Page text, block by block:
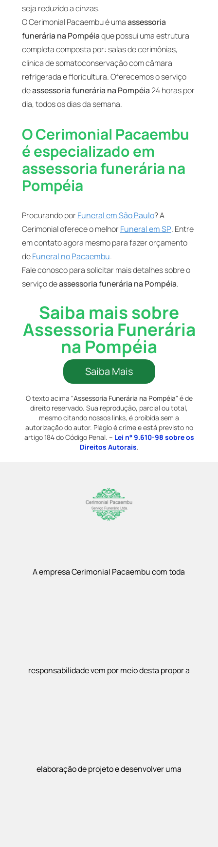
seja reduzido a cinzas.
O Cerimonial Pacaembu é umaassessoria
funerária na Pompéiaque possui uma estrutura
completa composta por: salas de cerimônias,
clínica de somatoconservação com câmara
refrigerada e floricultura. Oferecemos o serviço
deassessoria funerária na Pompéia24 horas por
dia, todos os dias da semana.
O Cerimonial Pacaembu
é especializado em
assessoria funerária na
Pompéia
Procurando por Funeral em São Paulo? A
Cerimonial oferece o melhor Funeral em SP. Entre
em contato agora mesmo para fazer orçamento
deFuneral no Pacaembu.
Fale conosco para solicitar mais detalhes sobre o
serviço deassessoria funerária na Pompéia.
Saiba mais sobre
Assessoria Funerária
na Pompéia
Saiba Mais
O texto acima "Assessoria Funerária na Pompéia" é de
direito reservado. Sua reprodução, parcial ou total,
mesmo citando nossos links, é proibida sem a
autorização do autor. Plágio é crime e está previsto no
artigo 184 do Código Penal. – Lei n° 9.610-98 sobre os
Direitos Autorais.
A empresa Cerimonial Pacaembu com toda
responsabilidade vem por meio desta propor a
elaboração de projeto e desenvolver uma